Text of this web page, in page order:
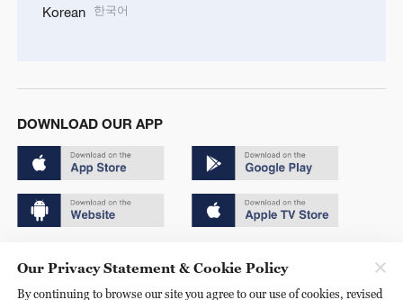
Korean 한국어
DOWNLOAD OUR APP
京ICP备20000184号
Our Privacy Statement & Cookie Policy
By continuing to browse our site you agree to our use of cookies, revised